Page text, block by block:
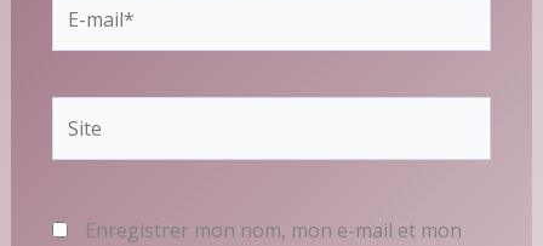
mail*
Enregistrer mon nom, mon e-mail et mon